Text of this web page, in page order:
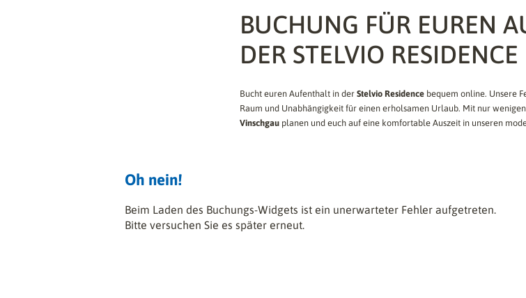
BUCHUNG FÜR EUREN
DER STELVIO RESIDENCE
Bucht euren Aufenthalt in der Stelvio Residence bequem online. Unsere
Raum und Unabhängigkeit für einen erholsamen Urlaub. Mit nur
Vinschgau planen und euch auf eine komfortable Auszeit in unseren
Oh nein!
Beim Laden des Buchungs-Widgets ist ein unerwarteter Fehler aufgetreten.
Bitte versuchen Sie es später erneut.